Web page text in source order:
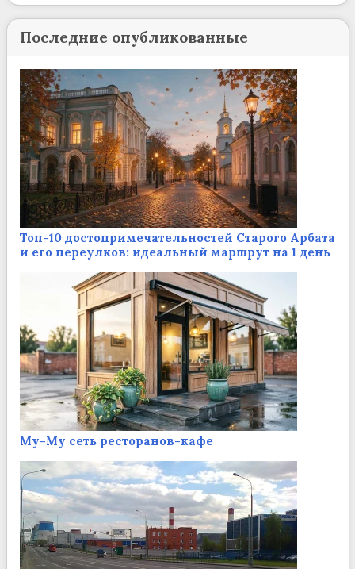
Последние опубликованные
Топ-10 достопримечательностей Старого Арбата
и его переулков: идеальный маршрут на 1 день
Му-Му сеть ресторанов-кафе